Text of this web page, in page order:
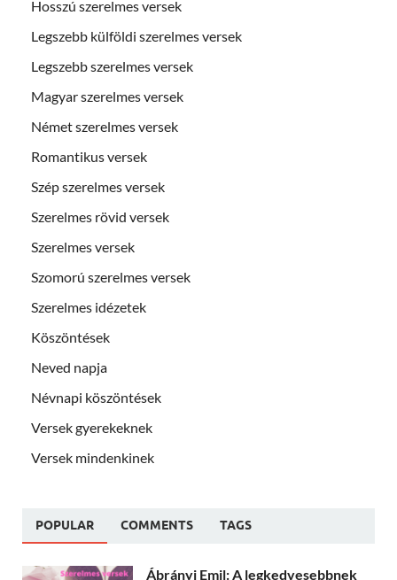
Hosszú szerelmes versek
Legszebb külföldi szerelmes versek
Legszebb szerelmes versek
Magyar szerelmes versek
Német szerelmes versek
Romantikus versek
Szép szerelmes versek
Szerelmes rövid versek
Szerelmes versek
Szomorú szerelmes versek
Szerelmes idézetek
Köszöntések
Neved napja
Névnapi köszöntések
Versek gyerekeknek
Versek mindenkinek
POPULAR COMMENTS TAGS
Ábrányi Emil: A legkedvesebbnek